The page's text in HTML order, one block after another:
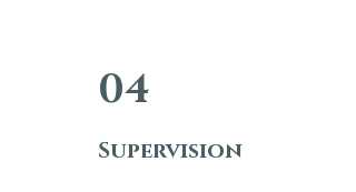
04
Supervision